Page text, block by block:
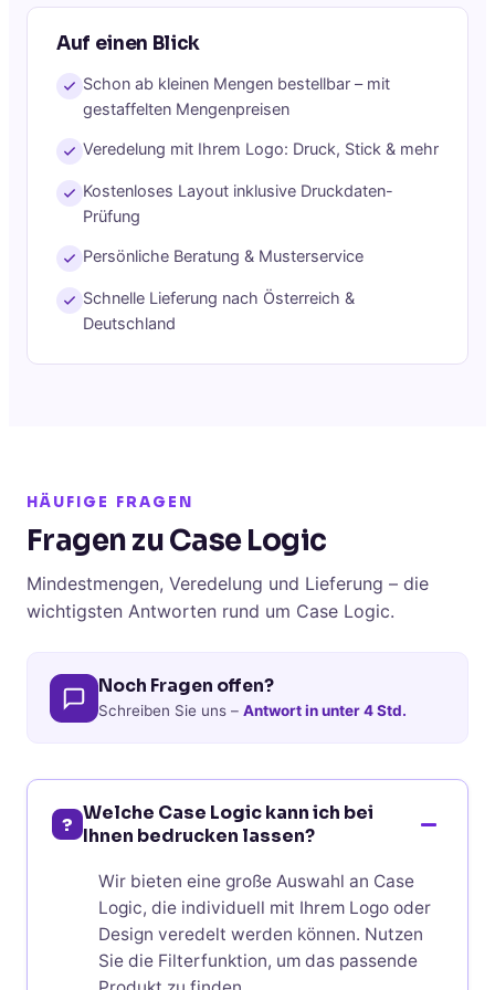
Auf einen Blick
Schon ab kleinen Mengen bestellbar – mit
gestaffelten Mengenpreisen
Veredelung mit Ihrem Logo: Druck, Stick & mehr
Kostenloses Layout inklusive Druckdaten-
Prüfung
Persönliche Beratung & Musterservice
Schnelle Lieferung nach Österreich &
Deutschland
HÄUFIGE FRAGEN
Fragen zu Case Logic
Mindestmengen, Veredelung und Lieferung – die
wichtigsten Antworten rund um Case Logic.
Noch Fragen offen?
Schreiben Sie uns – Antwort in unter 4 Std.
? Welche Case Logic kann ich bei
Ihnen bedrucken lassen?
Wir bieten eine große Auswahl an Case
Logic, die individuell mit Ihrem Logo oder
Design veredelt werden können. Nutzen
Sie die Filterfunktion, um das passende